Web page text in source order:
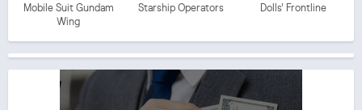
Mobile Suit Gundam
Wing
Starship Operators Dolls' Frontline